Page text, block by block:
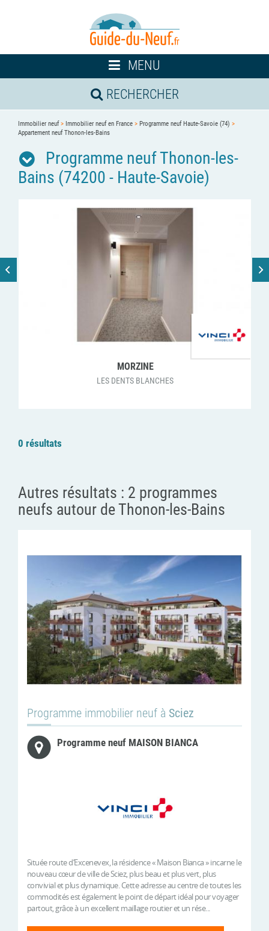
Toggle
navigation
MENU
RECHERCHER
Immobilier neuf> Immobilier neuf en France > Programme neuf Haute-Savoie (74) >
Appartement neuf Thonon-les-Bains
Programme neuf Thonon-les-
Bains (74200 - Haute-Savoie)
MORZINE
LES DENTS BLANCHES
0 résultats
Autres résultats : 2 programmes
neufs autour de Thonon-les-Bains
Programme immobilier neuf à Sciez
Programme neuf MAISON BIANCA
Située route d’Excenevex, la résidence « Maison Bianca » incarne le
nouveau cœur de ville de Sciez, plus beau et plus vert, plus
convivial et plus dynamique. Cette adresse au centre de toutes les
commodités est également le point de départ idéal pour voyager
partout, grâce à un excellent maillage routier et un rése...